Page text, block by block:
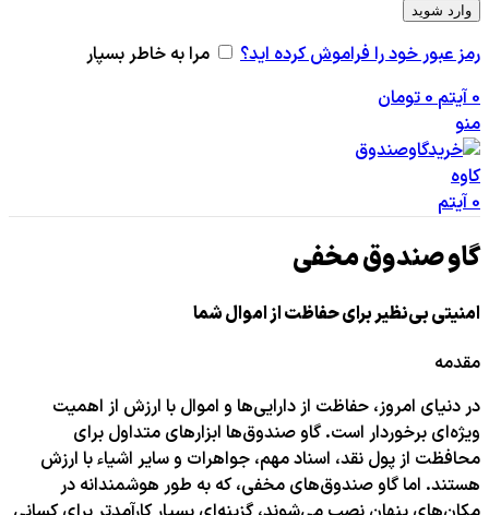
وارد شوید
رمز عبور خود را فراموش کرده اید؟
مرا به خاطر بسپار
0آیتم 0تومان
منو
0آیتم
گاو صندوق مخفی
امنیتی بی‌نظیر برای حفاظت از اموال شما
مقدمه
در دنیای امروز، حفاظت از دارایی‌ها و اموال با ارزش از اهمیت
ویژه‌ای برخوردار است. گاو صندوق‌ها ابزارهای متداول برای
محافظت از پول نقد، اسناد مهم، جواهرات و سایر اشیاء با ارزش
هستند. اما گاو صندوق‌های مخفی، که به طور هوشمندانه در